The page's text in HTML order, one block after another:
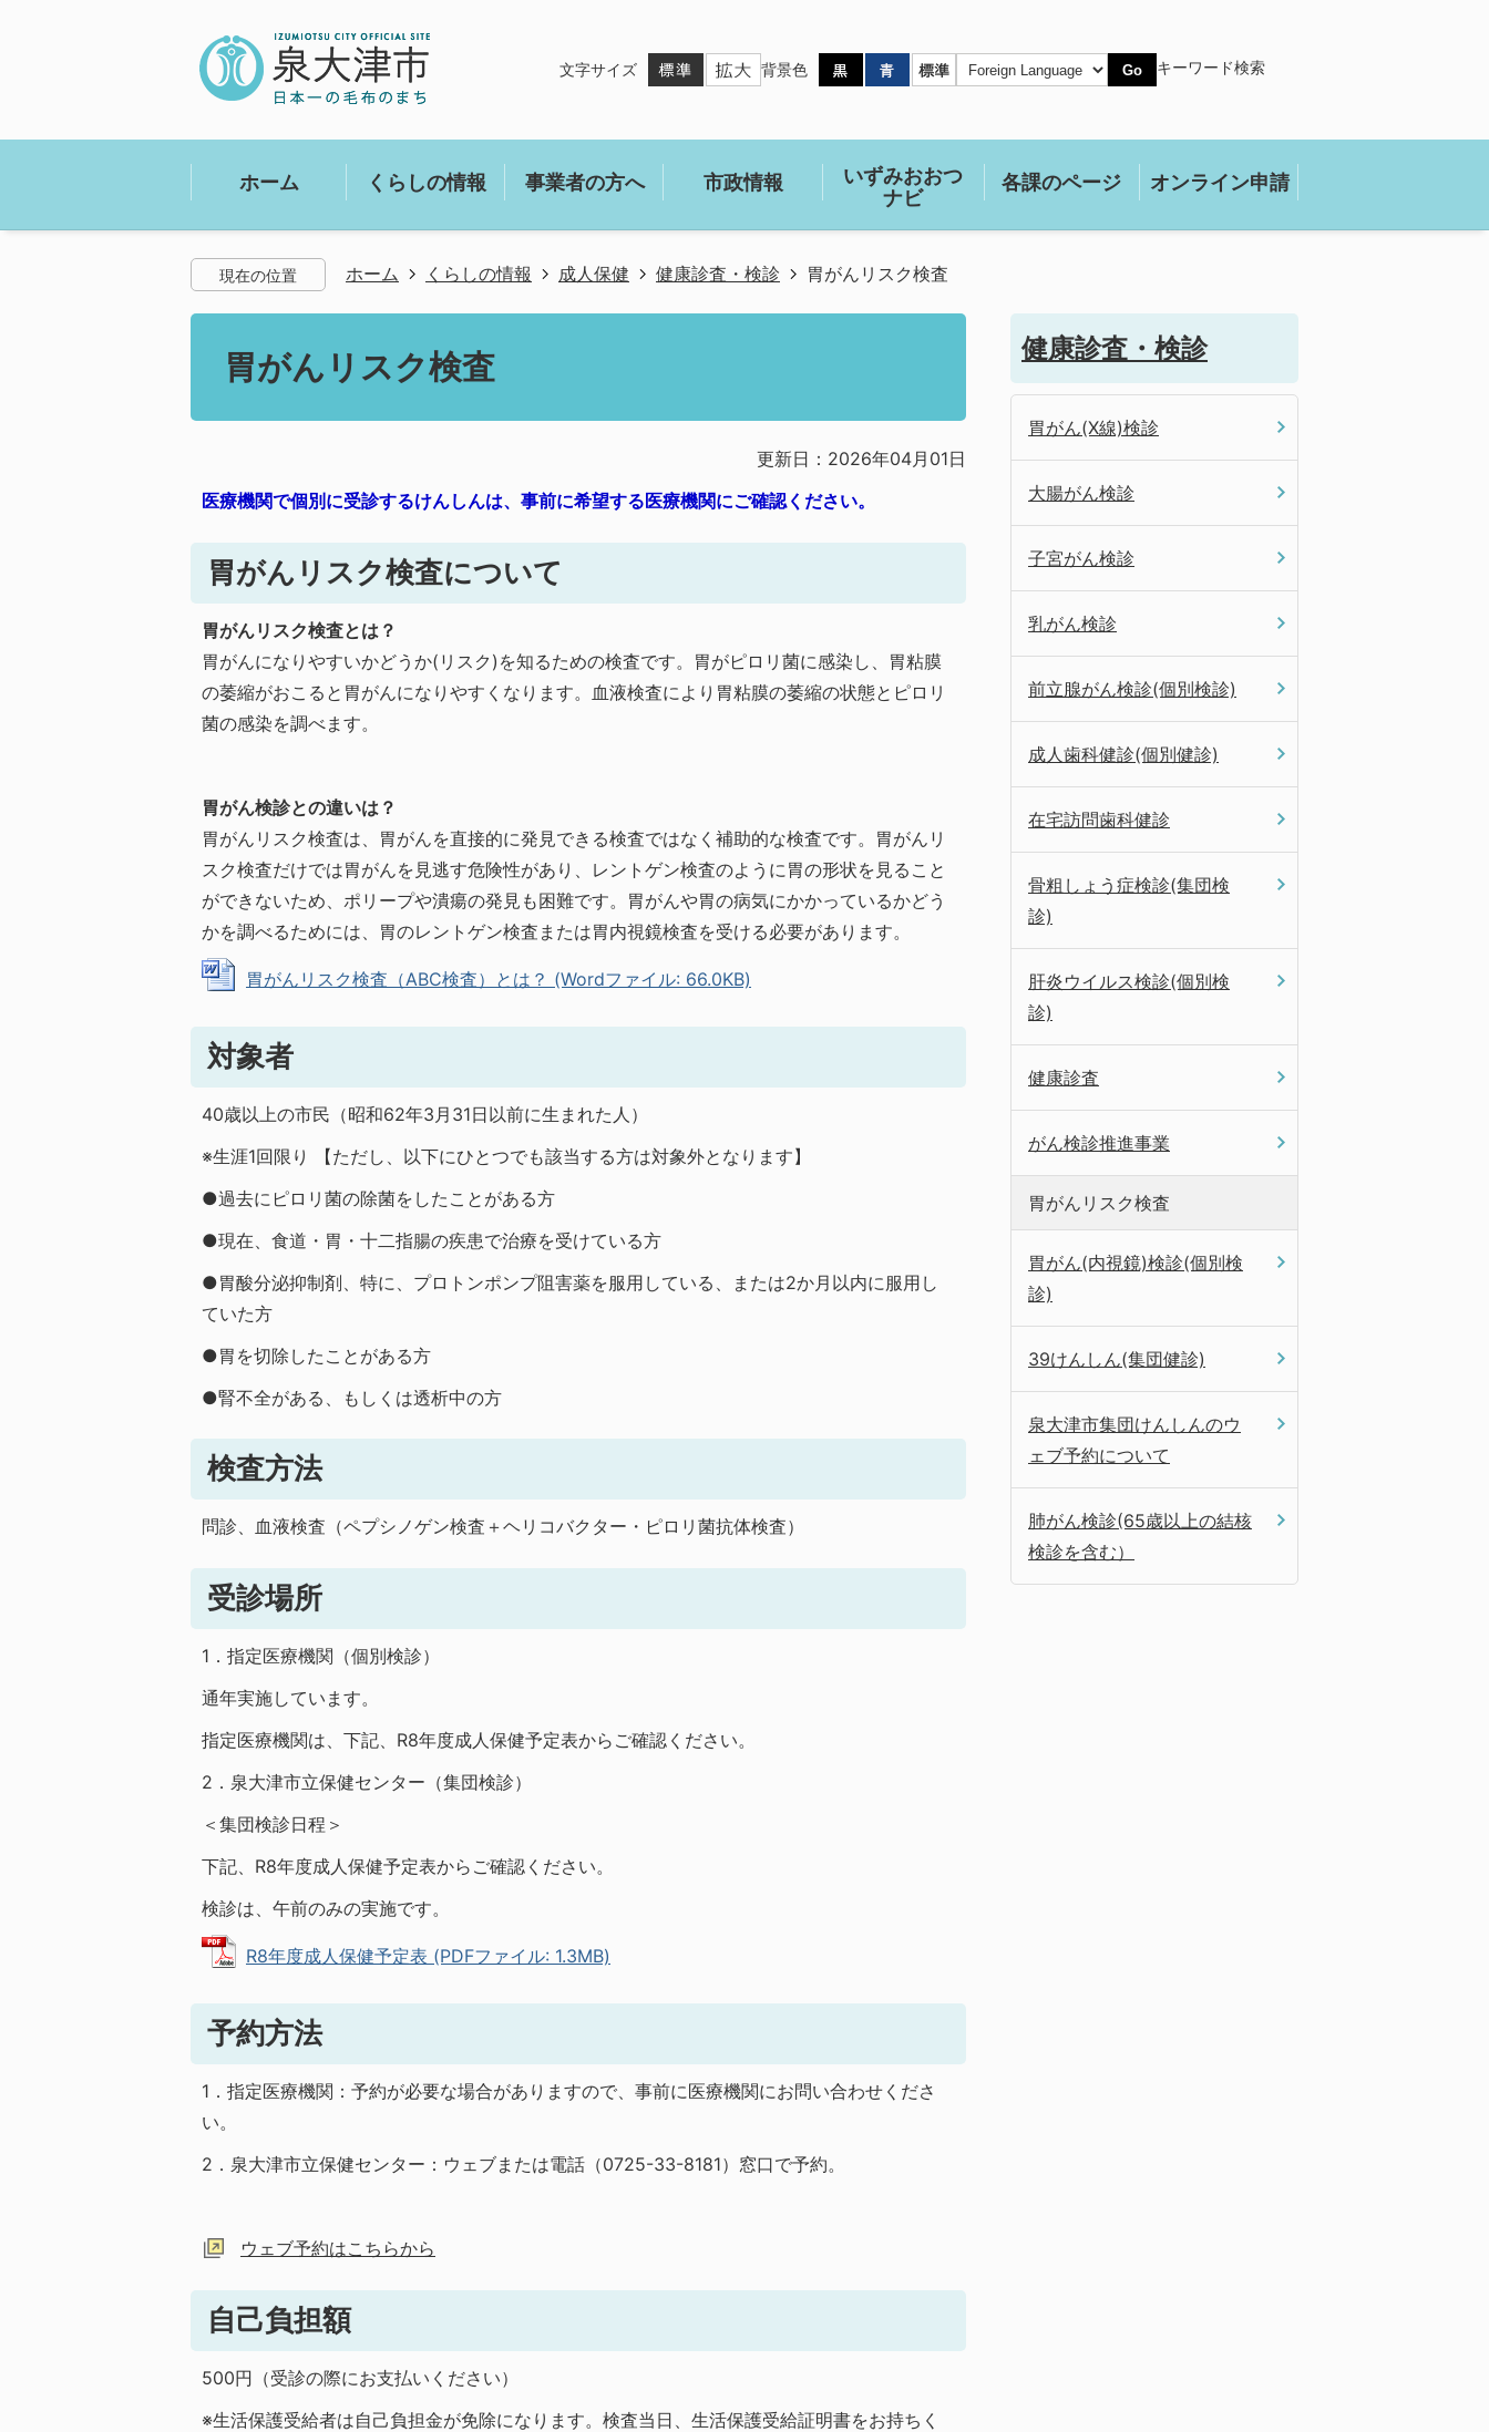
文字サイズ 背景色 Go キーワード検索
ホーム くらしの情報 事業者の方へ 市政情報
いずみおおつ
ナビ
各課のページ オンライン申請
現在の位置 ホーム くらしの情報 成人保健 健康診査・検診 胃がんリスク検査
胃がんリスク検査
更新日：2026年04月01日
医療機関で個別に受診するけんしんは、事前に希望する医療機関にご確認ください。
胃がんリスク検査について
胃がんリスク検査とは？
胃がんになりやすいかどうか(リスク)を知るための検査です。胃がピロリ菌に感染し、胃粘膜
の萎縮がおこると胃がんになりやすくなります。血液検査により胃粘膜の萎縮の状態とピロリ
菌の感染を調べます。
胃がん検診との違いは？
胃がんリスク検査は、胃がんを直接的に発見できる検査ではなく補助的な検査です。胃がんリ
スク検査だけでは胃がんを見逃す危険性があり、レントゲン検査のように胃の形状を見ること
ができないため、ポリープや潰瘍の発見も困難です。胃がんや胃の病気にかかっているかどう
かを調べるためには、胃のレントゲン検査または胃内視鏡検査を受ける必要があります。
胃がんリスク検査（ABC検査）とは？ (Wordファイル: 66.0KB)
対象者
40歳以上の市民（昭和62年3月31日以前に生まれた人）
※生涯1回限り 【ただし、以下にひとつでも該当する方は対象外となります】
●過去にピロリ菌の除菌をしたことがある方
●現在、食道・胃・十二指腸の疾患で治療を受けている方
●胃酸分泌抑制剤、特に、プロトンポンプ阻害薬を服用している、または2か月以内に服用し
ていた方
●胃を切除したことがある方
●腎不全がある、もしくは透析中の方
検査方法
問診、血液検査（ペプシノゲン検査＋ヘリコバクター・ピロリ菌抗体検査）
受診場所
1．指定医療機関（個別検診）
通年実施しています。
指定医療機関は、下記、R8年度成人保健予定表からご確認ください。
2．泉大津市立保健センター（集団検診）
＜集団検診日程＞
下記、R8年度成人保健予定表からご確認ください。
検診は、午前のみの実施です。
R8年度成人保健予定表 (PDFファイル: 1.3MB)
予約方法
1．指定医療機関：予約が必要な場合がありますので、事前に医療機関にお問い合わせくださ
い。
2．泉大津市立保健センター：ウェブまたは電話（0725-33-8181）窓口で予約。
ウェブ予約はこちらから
自己負担額
500円（受診の際にお支払いください）
※生活保護受給者は自己負担金が免除になります。検査当日、生活保護受給証明書をお持ちく
健康診査・検診
胃がん(X線)検診
大腸がん検診
子宮がん検診
乳がん検診
前立腺がん検診(個別検診)
成人歯科健診(個別健診)
在宅訪問歯科健診
骨粗しょう症検診(集団検
診)
肝炎ウイルス検診(個別検
診)
健康診査
がん検診推進事業
胃がんリスク検査
胃がん(内視鏡)検診(個別検
診)
39けんしん(集団健診)
泉大津市集団けんしんのウ
ェブ予約について
肺がん検診(65歳以上の結核
検診を含む）